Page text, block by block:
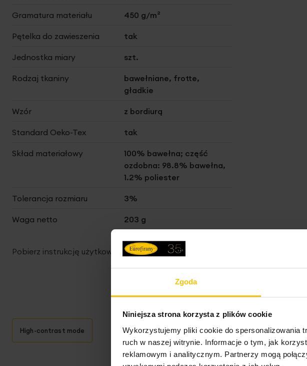
Zgoda
Niniejsza strona korzysta z plików cookie
Wykorzystujemy pliki cookie do spersonalizowania
ruch w naszej witrynie. Informacje o tym, jak
reklamowym i analitycznym. Partnerzy mogą
Gramatura materiału 450 g/m²
Pętelka do zawieszenia tak
Jednostka miary szt.
Rodzaj tkaniny
bawełniane, frotte,
gładkie
Wzór z bordiurą
Standard Oeko-Tex tak
Skład materiałowy
100% bawełna; część
ozdobna: 98.8% bawełna,
1.2% poliester
Tolerancja rozmiaru 3%
Waga netto 203 g
Pobierz instrukcję użytkowania i bezpieczeństwa produktu
High-contrast mode